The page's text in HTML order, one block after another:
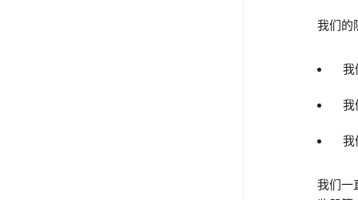
我们的
我
我
我
我们一